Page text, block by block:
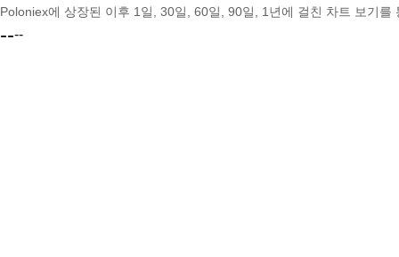
Poloniex에 상장된 이후 1일, 30일, 60일, 90일, 1년에 걸친 차트 보기
----